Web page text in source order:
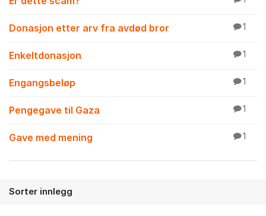
Donasjon etter arv fra avdød bror 1
Enkeltdonasjon 1
Engangsbeløp 1
Pengegave til Gaza 1
Gave med mening 1
Sorter innlegg